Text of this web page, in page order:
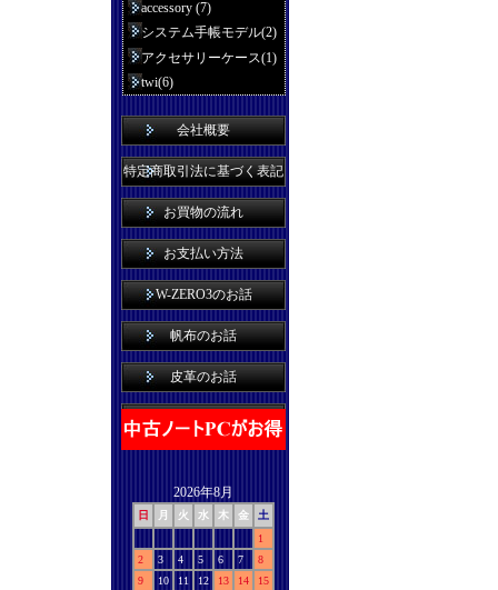
accessory (7)
システム手帳モデル(2)
アクセサリーケース(1)
twi(6)
会社概要
特定商取引法に基づく表記
お買物の流れ
お支払い方法
W-ZERO3のお話
帆布のお話
皮革のお話
2026年8月
日 月 火 水 木 金
土
1
2
3 4 5 6 7
8
9
10 11 12 13 14
15